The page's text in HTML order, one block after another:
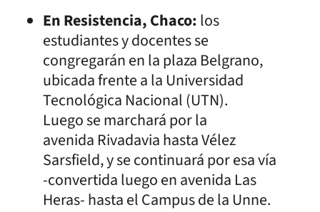
En Resistencia, Chaco:los
estudiantes y docentes se
congregarán en la plaza Belgrano,
ubicada frente a la Universidad
Tecnológica Nacional (UTN).
Luego se marchará por la
avenida Rivadavia hasta Vélez
Sarsfield, y se continuará por esa vía
-convertida luego en avenida Las
Heras- hasta el Campus de la Unne.